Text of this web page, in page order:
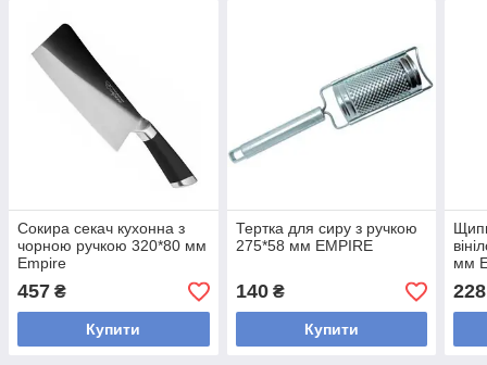
Сокира секач кухонна з
чорною ручкою 320*80 мм
Empire
457 ₴
Купити
Тертка для сиру з ручкою
275*58 мм EMPIRE
140₴
Купити
мм
228